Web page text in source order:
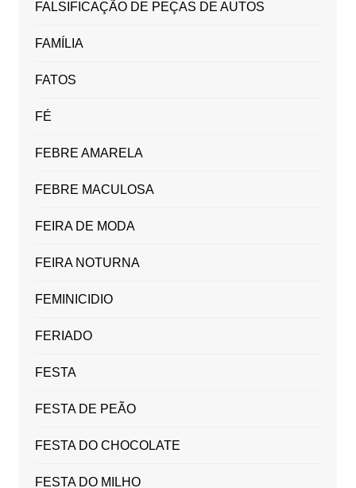
FALSIFICAÇÃO DE PEÇAS DE AUTOS
FAMÍLIA
FATOS
FÉ
FEBRE AMARELA
FEBRE MACULOSA
FEIRA DE MODA
FEIRA NOTURNA
FEMINICIDIO
FERIADO
FESTA
FESTA DE PEÃO
FESTA DO CHOCOLATE
FESTA DO MILHO